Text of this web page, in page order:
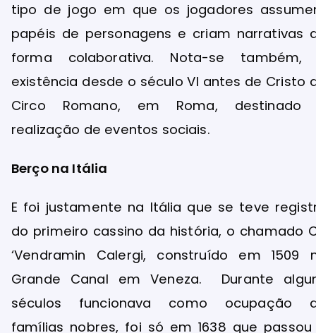
tipo de jogo em que os jogadores
papéis de personagens e criam narrativas
forma colaborativa. Nota-se também,
existência desde o século VI antes de Cristo
Circo Romano, em Roma, destinado
realização de eventos sociais.
Berço na Itália
E foi justamente na Itália que se teve
do primeiro cassino da história, o chamado
‘Vendramin Calergi, construído em 1509
Grande Canal em Veneza. Durante
séculos funcionava como ocupação
famílias nobres, foi só em 1638 que